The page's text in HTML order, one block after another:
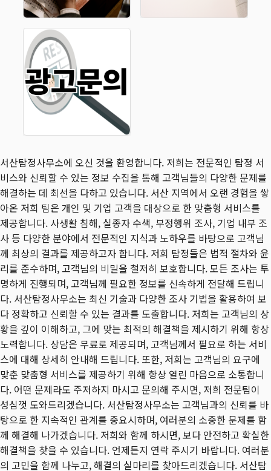
서산탐정사무소에 오신 것을 환영합니다. 저희는 전문적인 탐정 서
비스와 신뢰할 수 있는 정보 수집을 통해 고객님들의 다양한 문제를
해결하는 데 최선을 다하고 있습니다. 서산 지역에서 오랜 경험을 쌓
아온 저희 팀은 개인 및 기업 고객을 대상으로 한 맞춤형 서비스를
제공합니다. 사생활 침해, 실종자 수색, 부정행위 조사, 기업 내부 조
사 등 다양한 분야에서 전문적인 지식과 노하우를 바탕으로 고객님
께 최상의 결과를 제공하고자 합니다. 저희 탐정들은 법적 절차와 윤
리를 준수하며, 고객님의 비밀을 철저히 보호합니다. 모든 조사는 투
명하게 진행되며, 고객님께 필요한 정보를 신속하게 전달해 드립니
다. 서산탐정사무소는 최신 기술과 다양한 조사 기법을 활용하여 보
다 정확하고 신뢰할 수 있는 결과를 도출합니다. 저희는 고객님의 상
황을 깊이 이해하고, 그에 맞는 최적의 해결책을 제시하기 위해 항상
노력합니다. 상담은 무료로 제공되며, 고객님께서 필요로 하는 서비
스에 대해 상세히 안내해 드립니다. 또한, 저희는 고객님의 요구에
맞춘 맞춤형 서비스를 제공하기 위해 항상 열린 마음으로 소통합니
다. 어떤 문제라도 주저하지 마시고 문의해 주시면, 저희 전문팀이
성심껏 도와드리겠습니다. 서산탐정사무소는 고객님과의 신뢰를 바
탕으로 한 지속적인 관계를 중요시하며, 여러분의 소중한 문제를 함
께 해결해 나가겠습니다. 저희와 함께 하시면, 보다 안전하고 확실한
해결책을 찾을 수 있습니다. 언제든지 연락 주시기 바랍니다. 여러분
의 고민을 함께 나누고, 해결의 실마리를 찾아드리겠습니다. 서산탐